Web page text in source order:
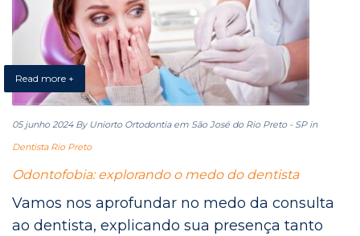
Read more +
05 junho 2024 By Uniorto Ortodontia em São José do Rio Preto - SP in
Dentista Rio Preto
Odontofobia: explorando o medo do dentista
Vamos nos aprofundar no medo da consulta
ao dentista, explicando sua presença tanto